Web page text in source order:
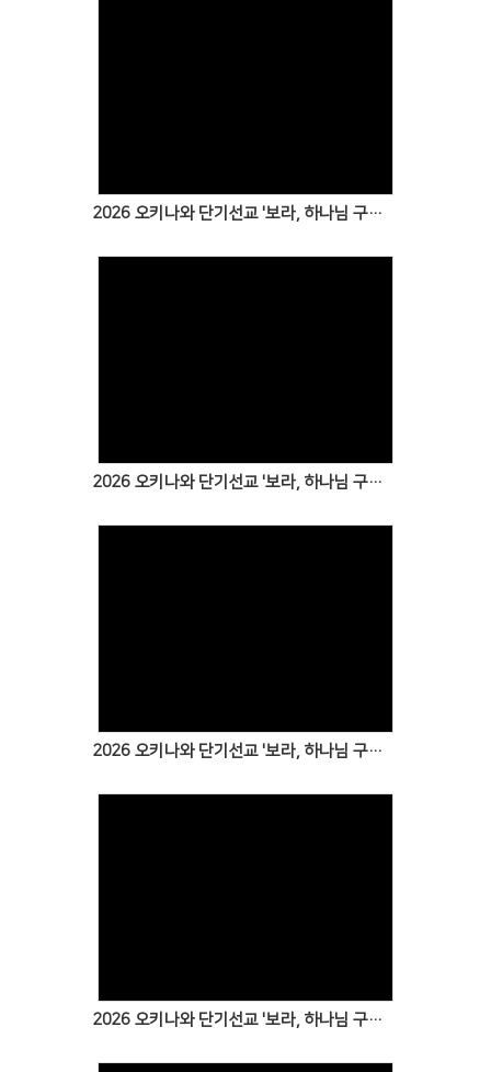
2026 오키나와 단기선교 '보라, 하나님 구원을!' 4일차 보고
2026 오키나와 단기선교 '보라, 하나님 구원을!' 3일차 보고
2026 오키나와 단기선교 '보라, 하나님 구원을!' 2일차 보고
2026 오키나와 단기선교 '보라, 하나님 구원을!' 1일차 보고